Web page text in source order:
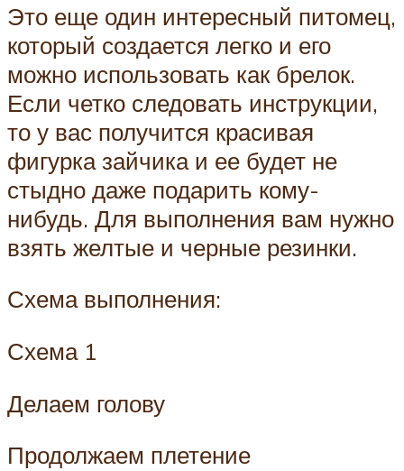
Это еще один интересный питомец,
который создается легко и его
можно использовать как брелок.
Если четко следовать инструкции,
то у вас получится красивая
фигурка зайчика и ее будет не
стыдно даже подарить кому-
нибудь. Для выполнения вам нужно
взять желтые и черные резинки.
Схема выполнения:
Схема 1
Делаем голову
Продолжаем плетение